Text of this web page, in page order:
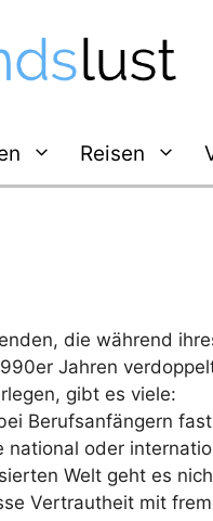
Reisen
die während
Jahren
gibt es viele:
Berufsanfängern fast
national oder
Welt geht es
Vertrautheit mit